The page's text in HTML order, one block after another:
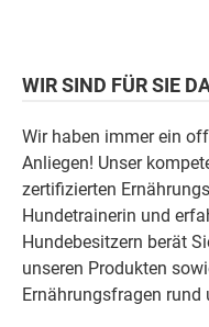
WIR SIND FÜR SIE
Wir haben immer ein
Anliegen! Unser
zertifizierten
Hundetrainerin und
Hundebesitzern berät
unseren Produkten
Ernährungsfragen rund